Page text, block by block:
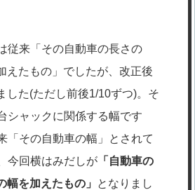
従来「その自動車の長さの
えたもの」でしたが、改正後
した(ただし前後1/10ずつ)。そ
シャックに関係する幅です
「その自動車の幅」とされて
今回横はみだしが「自動車の
幅を加えたもの」
となりまし